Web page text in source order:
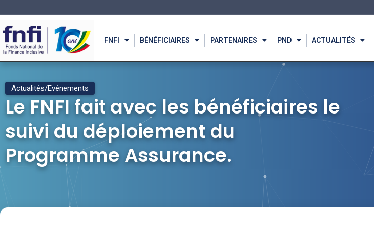
FNFI BÉNÉFICIAIRES PARTENAIRES PND ACTUALITÉS
Actualités/Evénements
Le FNFI fait avec les bénéficiaires le
suivi du déploiement du
Programme Assurance.